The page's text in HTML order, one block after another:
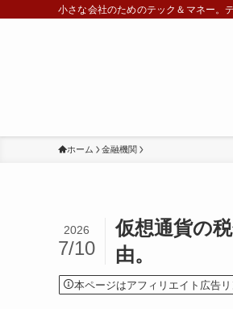
小さな会社のためのテック＆マネー。
ホーム 金融機関
仮想通貨の
由。
2026
7/10
本ページはアフィリエイト広告